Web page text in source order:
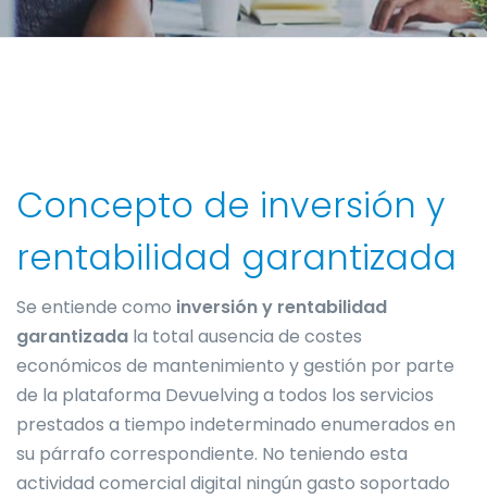
Concepto de inversión y
rentabilidad garantizada
Se entiende como inversión y rentabilidad
garantizada la total ausencia de costes
económicos de mantenimiento y gestión por parte
de la plataforma Devuelving a todos los servicios
prestados a tiempo indeterminado enumerados en
su párrafo correspondiente. No teniendo esta
actividad comercial digital ningún gasto soportado